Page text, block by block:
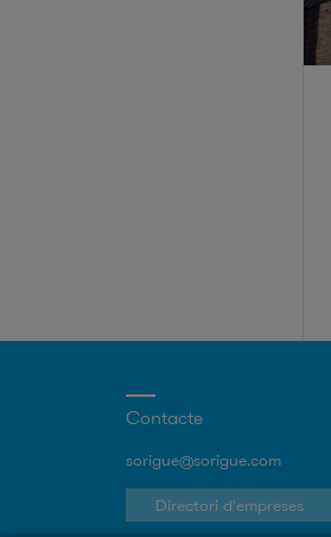
Contacte
sorigue@sorigue.com
Directori d'empreses